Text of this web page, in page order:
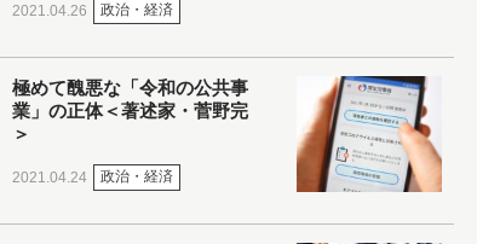
2021.04.26 政治・経済
極めて醜悪な「令和の公共事
業」の正体＜著述家・菅野完
＞
2021.04.24 政治・経済